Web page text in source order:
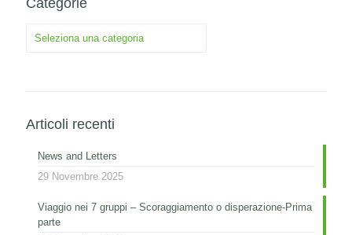
Articoli recenti
News and Letters
29 Novembre 2025
Viaggio nei 7 gruppi – Scoraggiamento o disperazione-Prima
parte